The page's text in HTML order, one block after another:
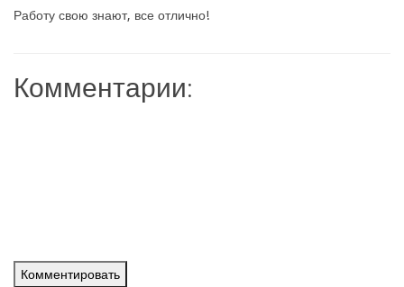
Работу свою знают, все отлично!
Комментарии:
Комментировать